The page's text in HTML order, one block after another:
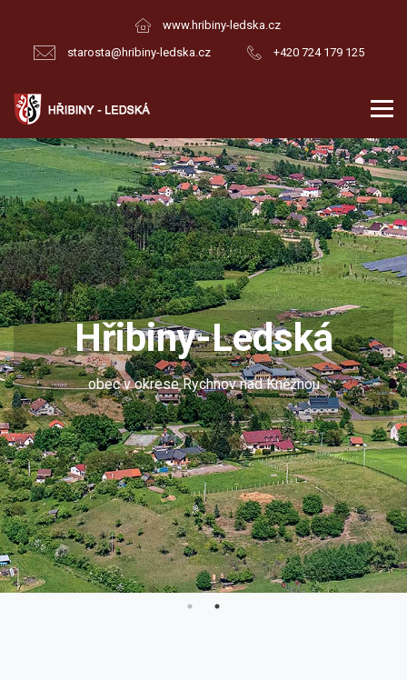
www.hribiny-ledska.cz
starosta@hribiny-ledska.cz
+420 724 179 125
Hřibiny-Ledská
obec v okrese Rychnov nad Kněžnou